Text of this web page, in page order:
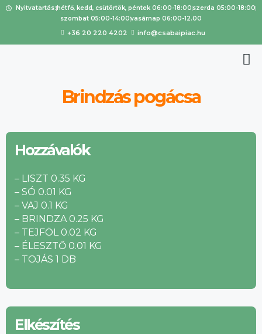
Nyitvatartás:hétfő, kedd, csütörtök, péntek 06:00-18:00szerda 05:00-18:00
szombat 05:00-14:00vasárnap 06:00-12.00
+36 20 220 4202 info@csabaipiac.hu
Brindzás pogácsa
Hozzávalók
– LISZT 0.35 KG
– SÓ 0.01 KG
– VAJ 0.1 KG
– BRINDZA 0.25 KG
– TEJFÖL 0.02 KG
– ÉLESZTŐ 0.01 KG
– TOJÁS 1 DB
Elkészítés